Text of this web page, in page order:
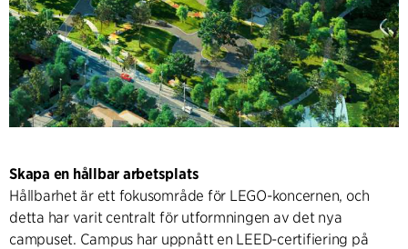
Skapa en hållbar arbetsplats
Hållbarhet är ett fokusområde för LEGO-koncernen, och
detta har varit centralt för utformningen av det nya
campuset. Campus har uppnått en LEED-certifiering på